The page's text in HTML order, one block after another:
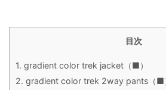
目次
1. gradient color trek jacket（■）
2. gradient color trek 2way pants（■